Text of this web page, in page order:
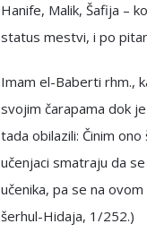
Hanife, Malik, Šafija –
status mestvi, i po
Imam el-Baberti rhm.,
svojim čarapama dok
tada obilazili: Činim
učenjaci smatraju da
učenika, pa se na
šerhul-Hidaja, 1/252.)